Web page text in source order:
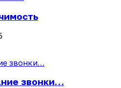
звонки…